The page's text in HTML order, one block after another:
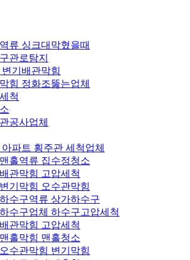
류 싱크대막혔을때
관로탐지
기배관막힘
힘 정화조뚫는업체
척
공사업체
파트 횡주관 세척업체
홀역류 집수정청소
관막힘 고압세척
기막힘 오수관막힘
수구역류 상가하수구
수구업체 하수구고압세척
관막힘 고압세척
홀막힘 맨홀청소
수관막힘 변기막힘